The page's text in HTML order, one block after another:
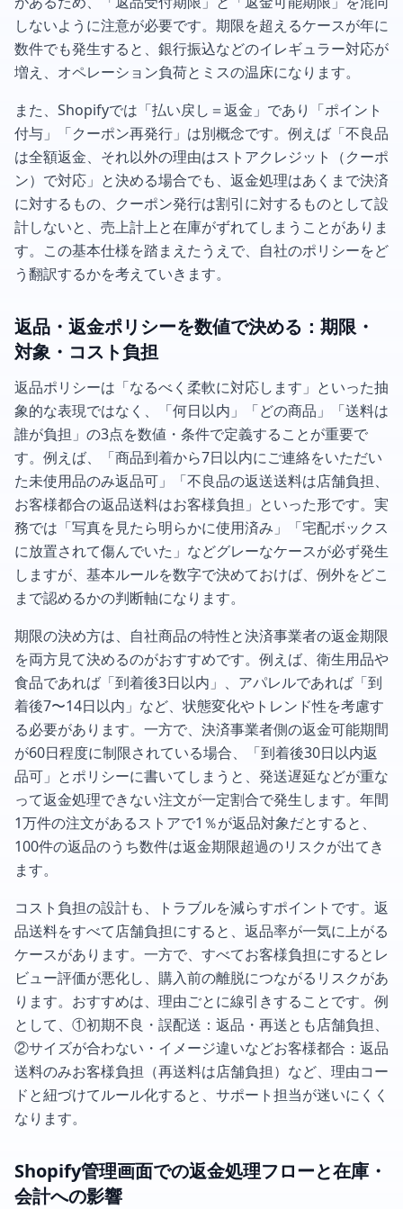
しないように注意が必要です。期限を超えるケースが年に
数件でも発生すると、銀行振込などのイレギュラー対応が
増え、オペレーション負荷とミスの温床になります。
また、Shopifyでは「払い戻し＝返金」であり「ポイント
付与」「クーポン再発行」は別概念です。例えば「不良品
は全額返金、それ以外の理由はストアクレジット（クーポ
ン）で対応」と決める場合でも、返金処理はあくまで決済
に対するもの、クーポン発行は割引に対するものとして設
計しないと、売上計上と在庫がずれてしまうことがありま
す。この基本仕様を踏まえたうえで、自社のポリシーをど
う翻訳するかを考えていきます。
返品・返金ポリシーを数値で決める：期限・
対象・コスト負担
返品ポリシーは「なるべく柔軟に対応します」といった抽
象的な表現ではなく、「何日以内」「どの商品」「送料は
誰が負担」の3点を数値・条件で定義することが重要で
す。例えば、「商品到着から7日以内にご連絡をいただい
た未使用品のみ返品可」「不良品の返送送料は店舗負担、
お客様都合の返品送料はお客様負担」といった形です。実
務では「写真を見たら明らかに使用済み」「宅配ボックス
に放置されて傷んでいた」などグレーなケースが必ず発生
しますが、基本ルールを数字で決めておけば、例外をどこ
まで認めるかの判断軸になります。
期限の決め方は、自社商品の特性と決済事業者の返金期限
を両方見て決めるのがおすすめです。例えば、衛生用品や
食品であれば「到着後3日以内」、アパレルであれば「到
着後7〜14日以内」など、状態変化やトレンド性を考慮す
る必要があります。一方で、決済事業者側の返金可能期間
が60日程度に制限されている場合、「到着後30日以内返
品可」とポリシーに書いてしまうと、発送遅延などが重な
って返金処理できない注文が一定割合で発生します。年間
1万件の注文があるストアで1％が返品対象だとすると、
100件の返品のうち数件は返金期限超過のリスクが出てき
ます。
コスト負担の設計も、トラブルを減らすポイントです。返
品送料をすべて店舗負担にすると、返品率が一気に上がる
ケースがあります。一方で、すべてお客様負担にするとレ
ビュー評価が悪化し、購入前の離脱につながるリスクがあ
ります。おすすめは、理由ごとに線引きすることです。例
として、①初期不良・誤配送：返品・再送とも店舗負担、
②サイズが合わない・イメージ違いなどお客様都合：返品
送料のみお客様負担（再送料は店舗負担）など、理由コー
ドと紐づけてルール化すると、サポート担当が迷いにくく
なります。
Shopify管理画面での返金処理フローと在庫・
会計への影響